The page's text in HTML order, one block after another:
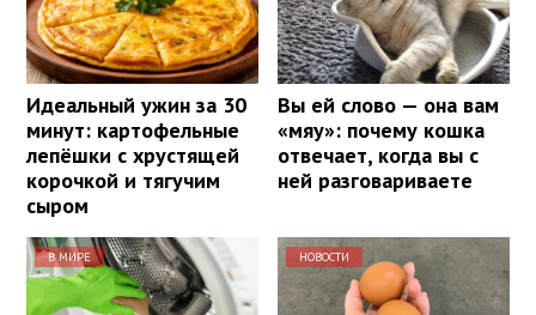
Идеальный ужин за 30
минут: картофельные
лепёшки с хрустящей
корочкой и тягучим
сыром
Вы ей слово — она вам
«мяу»: почему кошка
отвечает, когда вы с
ней разговариваете
В МИРЕ НОВОСТИ